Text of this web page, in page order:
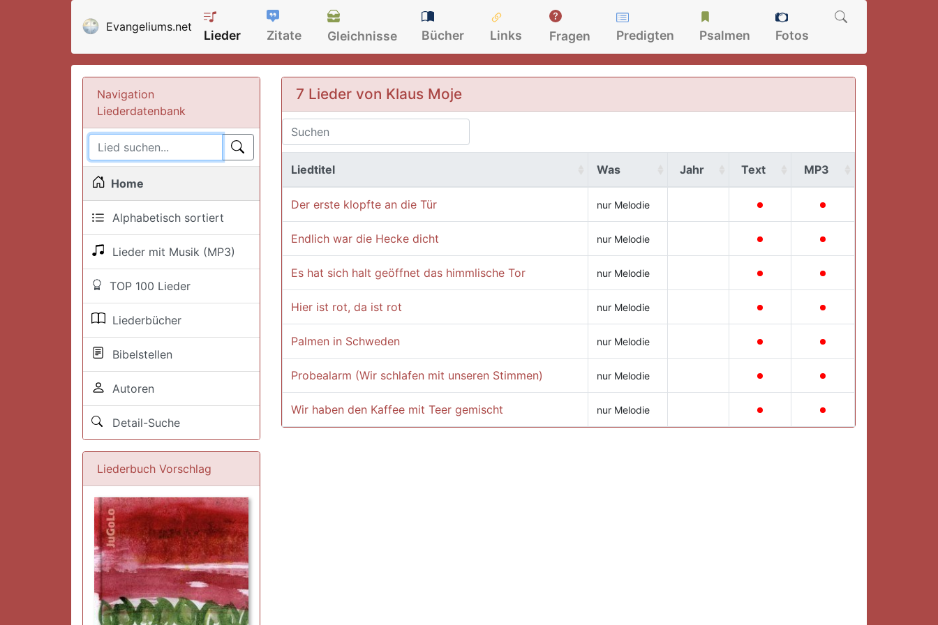
Evangeliums.net
Lieder Zitate Gleichnisse Bücher Links Fragen Predigten Psalmen Fotos
Navigation
Liederdatenbank
Home
Alphabetisch sortiert
Lieder mit Musik (MP3)
TOP 100 Lieder
Liederbücher
Bibelstellen
Autoren
Detail-Suche
Liederbuch Vorschlag
7 Lieder von Klaus Moje
Liedtitel Was Jahr Text MP3
Der erste klopfte an die Tür nur Melodie
Endlich war die Hecke dicht nur Melodie
Es hat sich halt geöffnet das himmlische Tor nur Melodie
Hier ist rot, da ist rot nur Melodie
Palmen in Schweden nur Melodie
Probealarm (Wir schlafen mit unseren Stimmen) nur Melodie
Wir haben den Kaffee mit Teer gemischt nur Melodie